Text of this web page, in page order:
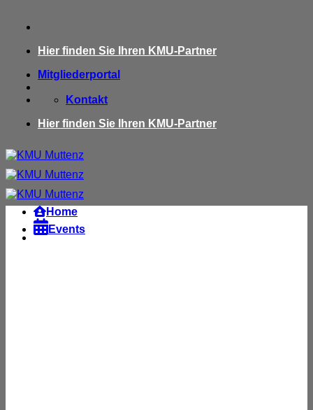
Inhalt
Hier finden Sie Ihren KMU-Partner
Mitgliederportal
Kontakt
Hier finden Sie Ihren KMU-Partner
Home
Events